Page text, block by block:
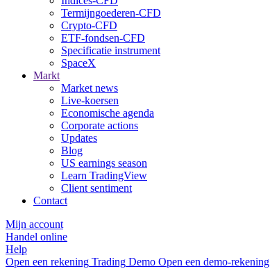
Termijngoederen-CFD
Crypto-CFD
ETF-fondsen-CFD
Specificatie instrument
SpaceX
Markt
Market news
Live-koersen
Economische agenda
Corporate actions
Updates
Blog
US earnings season
Learn TradingView
Client sentiment
Contact
Mijn account
Handel online
Help
Open een rekening Trading Demo Open een demo-rekening